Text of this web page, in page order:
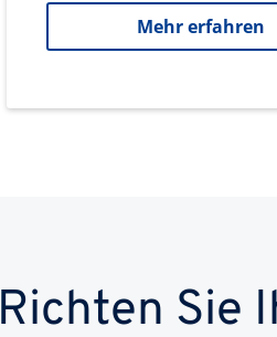
Mehr erfahren
Richten Sie